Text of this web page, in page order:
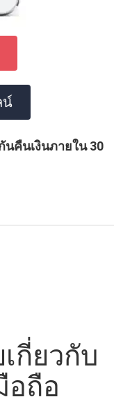
น์
คืนเงินภายใน 30
กี่ยวกับ
อถือ